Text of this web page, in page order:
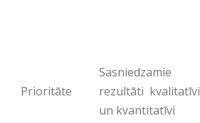
Prioritāte
Sasniedzamie
rezultāti kvalitatīvi
un kvantitatīvi